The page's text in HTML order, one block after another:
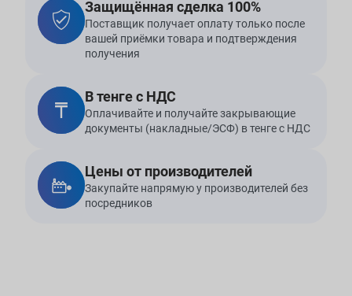
Защищённая сделка 100%
Поставщик получает оплату только после
вашей приёмки товара и подтверждения
получения
В тенге с НДС
Оплачивайте и получайте закрывающие
документы (накладные/ЭСФ) в тенге с НДС
Цены от производителей
Закупайте напрямую у производителей без
посредников